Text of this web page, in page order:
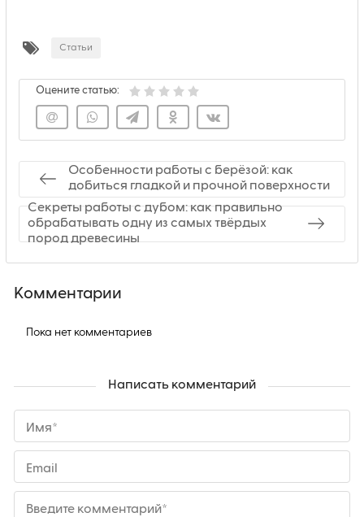
Статьи
Оцените статью:
Особенности работы с берёзой: как
добиться гладкой и прочной поверхности
Секреты работы с дубом: как правильно
обрабатывать одну из самых твёрдых
пород древесины
Комментарии
Пока нет комментариев
Написать комментарий
Имя*
Email
Введите комментарий*